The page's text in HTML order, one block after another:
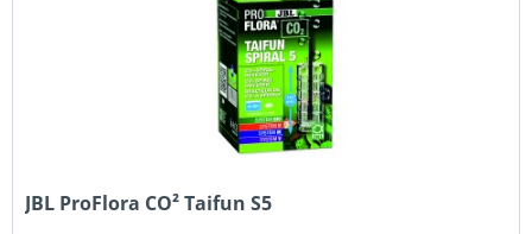
JBL ProFlora CO² Taifun S5